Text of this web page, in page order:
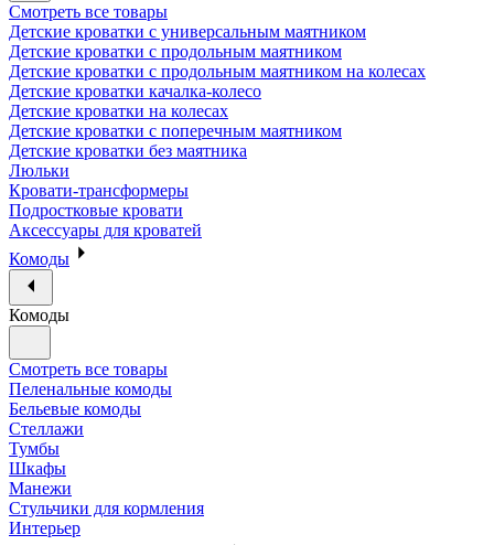
Смотреть все товары
Детские кроватки с универсальным маятником
Детские кроватки с продольным маятником
Детские кроватки с продольным маятником на колесах
Детские кроватки качалка-колесо
Детские кроватки на колесах
Детские кроватки с поперечным маятником
Детские кроватки без маятника
Люльки
Кровати-трансформеры
Подростковые кровати
Аксессуары для кроватей
Комоды
Комоды
Смотреть все товары
Пеленальные комоды
Бельевые комоды
Стеллажи
Тумбы
Шкафы
Манежи
Стульчики для кормления
Интерьер